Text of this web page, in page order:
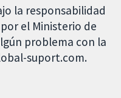
la responsabilidad
el Ministerio de
problema con la
suport.com.